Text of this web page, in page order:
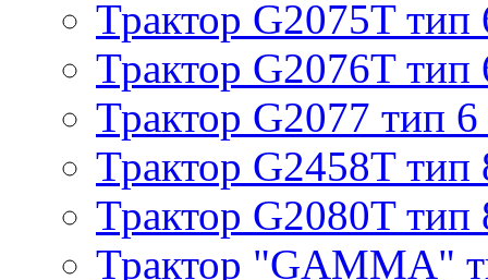
Трактор G2075T тип
Трактор G2076T тип
Трактор G2077 тип 6
Трактор G2458T тип
Трактор G2080T тип
Трактор "GAMMA"